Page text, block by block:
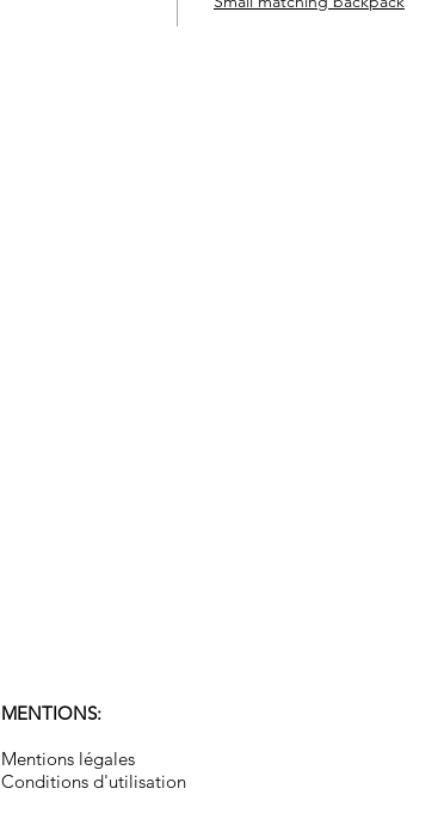
MENTIONS:
Mentions légales
Conditions d'utilisation